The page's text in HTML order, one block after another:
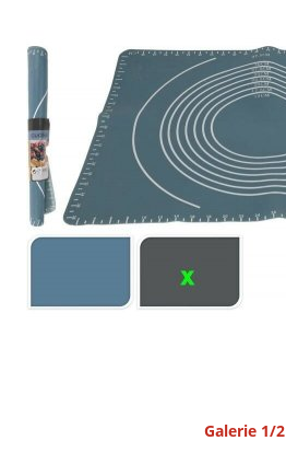
Galerie 1/2